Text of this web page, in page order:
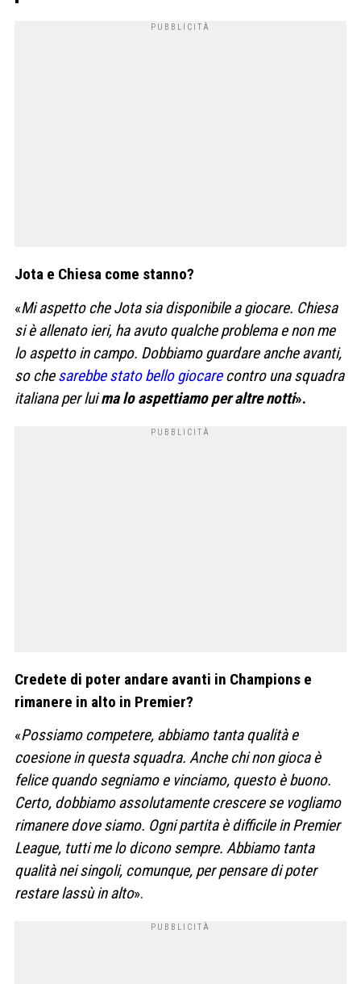
Jota e Chiesa come stanno?
«Mi aspetto che Jota sia disponibile a giocare. Chiesa
si è allenato ieri, ha avuto qualche problema e non me
lo aspetto in campo. Dobbiamo guardare anche avanti,
so chesarebbe stato bello giocarecontro una squadra
italiana per luima lo aspettiamo per altre notti».
Credete di poter andare avanti in Champions e
rimanere in alto in Premier?
«Possiamo competere, abbiamo tanta qualità e
coesione in questa squadra. Anche chi non gioca è
felice quando segniamo e vinciamo, questo è buono.
Certo, dobbiamo assolutamente crescere se vogliamo
rimanere dove siamo. Ogni partita è difficile in Premier
League, tutti me lo dicono sempre. Abbiamo tanta
qualità nei singoli, comunque, per pensare di poter
restare lassù in alto».